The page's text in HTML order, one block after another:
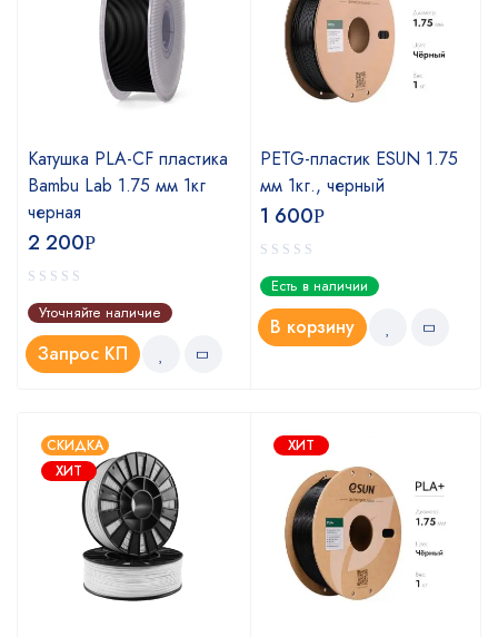
Катушка PLA-CF пластика
Bambu Lab 1.75 мм 1кг
черная
2 200Р
Уточняйте наличие
Запрос КП
PETG-пластик ESUN 1.75
мм 1кг., черный
1 600Р
Есть в наличии
В корзину
СКИДКА
ХИТ
ХИТ